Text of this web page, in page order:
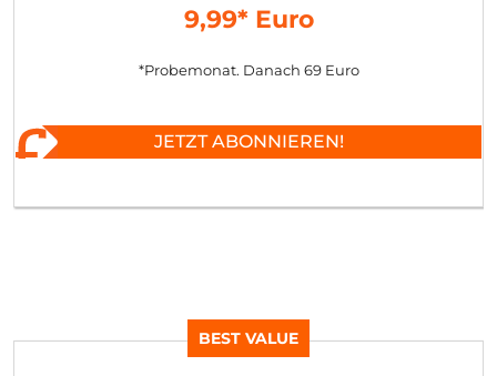
9,99* Euro
*Probemonat. Danach 69 Euro
JETZT ABONNIEREN!
BEST VALUE